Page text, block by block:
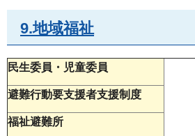
9.地域福祉
民生委員・児童委員
避難行動要支援者支援制度
福祉避難所